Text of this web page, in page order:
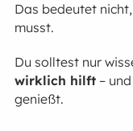
Das bedeutet
musst.
Du solltest nur
wirklich hilft– und
genießt.